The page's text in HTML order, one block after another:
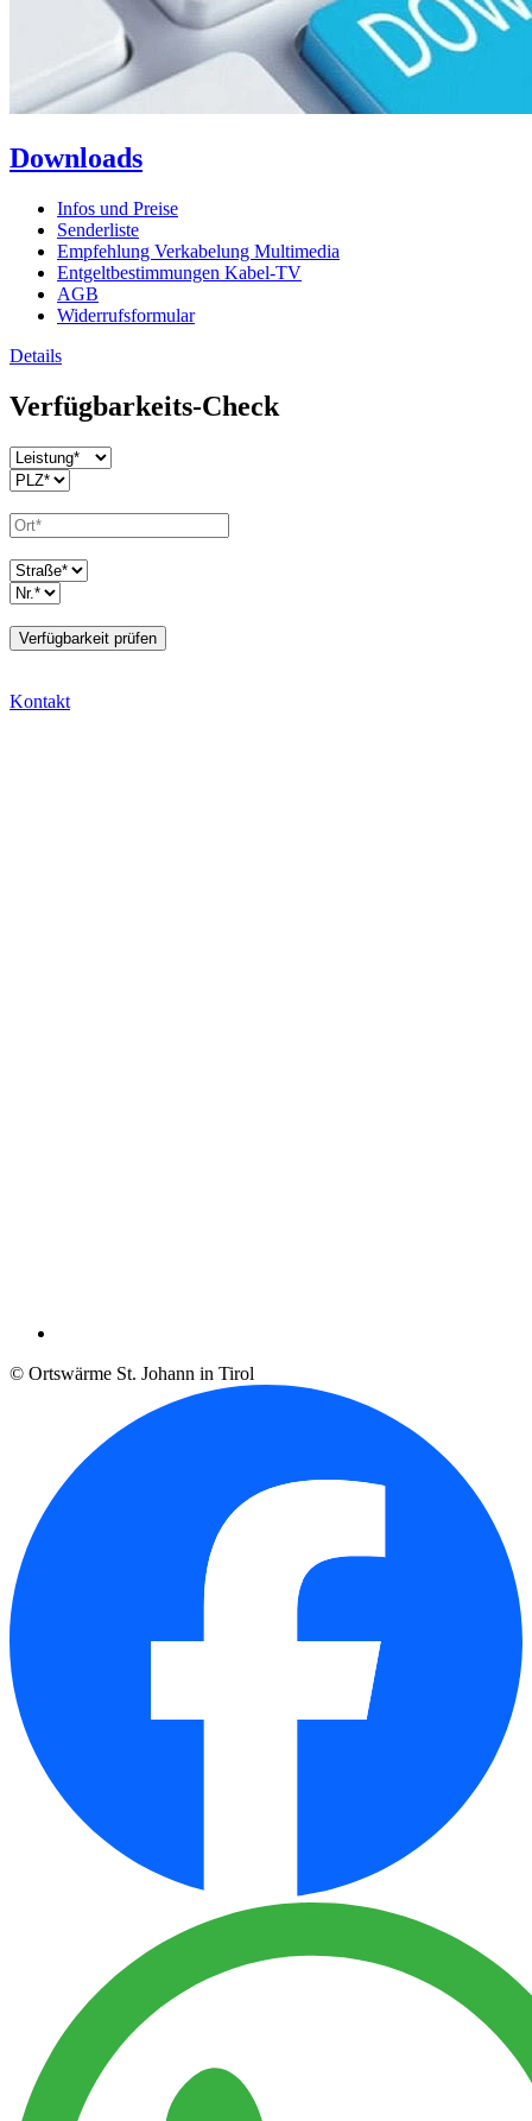
Downloads
Infos und Preise
Senderliste
Empfehlung Verkabelung Multimedia
Entgeltbestimmungen Kabel-TV
AGB
Widerrufsformular
Details
Verfügbarkeits-Check
Kontakt
© Ortswärme St. Johann in Tirol